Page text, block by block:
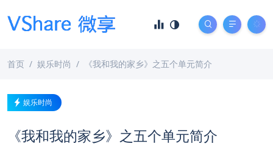
首页 娱乐时尚 《我和我的家乡》之五个单元简介
娱乐时尚
《我和我的家乡》之五个单元简介